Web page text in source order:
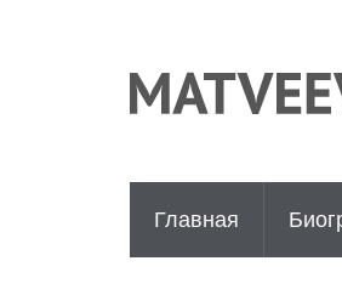
Главная